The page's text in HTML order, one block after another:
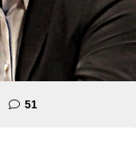
51